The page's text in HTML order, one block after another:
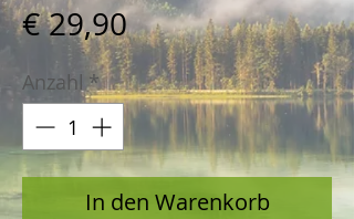
€ 29,90Preis
Anzahl *
In den Warenkorb